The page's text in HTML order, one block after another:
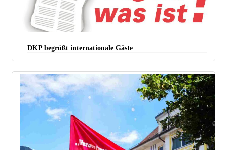
DKP begrüßt internationale Gäste